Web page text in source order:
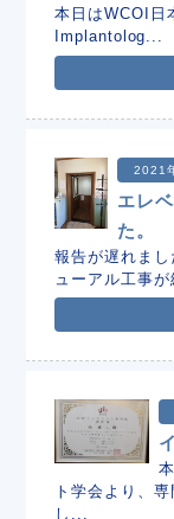
本日はWCOI日
Implantolog...
2021
エレ
た。
報告が遅れま
ューアル工事
ト学会より、
し...